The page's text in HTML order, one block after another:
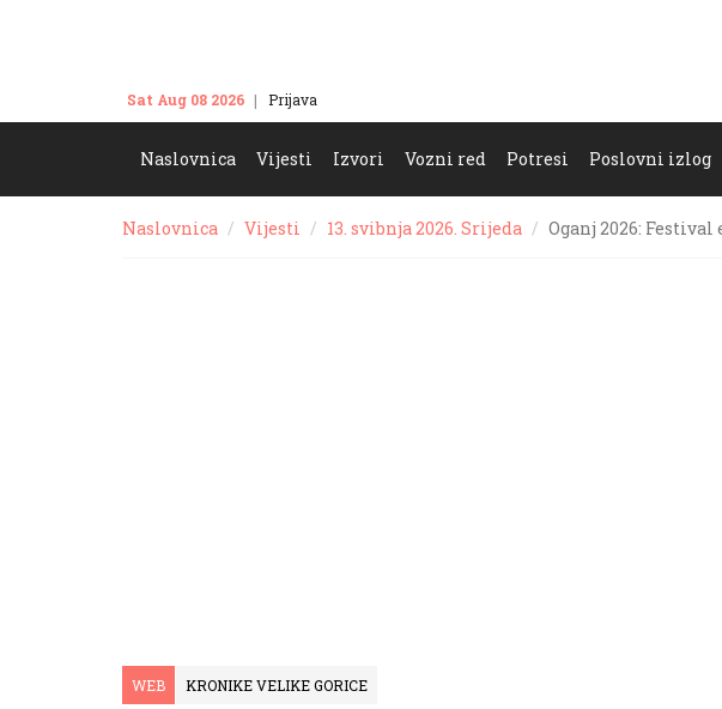
Sat Aug 08 2026 Prijava
Naslovnica Vijesti Izvori Vozni red Potresi Poslovni izlog
Naslovnica Vijesti 13. svibnja 2026. Srijeda Oganj 2026:
WEB KRONIKE VELIKE GORICE